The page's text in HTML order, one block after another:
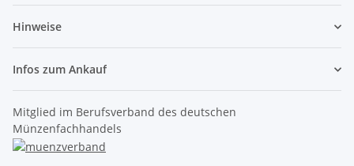
Hinweise
Infos zum Ankauf
Mitglied im Berufsverband des deutschen
Münzenfachhandels